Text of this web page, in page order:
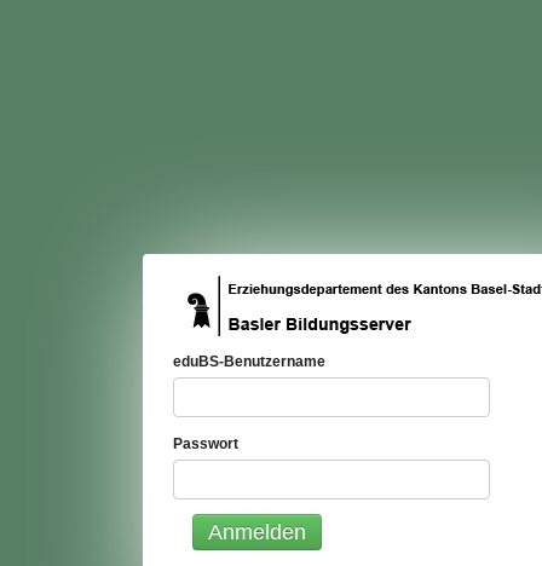
eduBS-Benutzername
Passwort